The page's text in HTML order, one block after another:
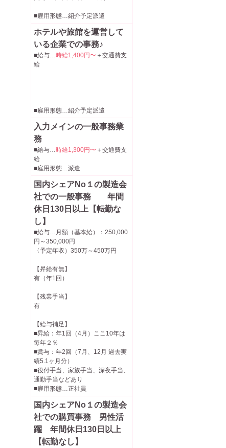
■雇用形態…紹介予定派遣
ホテルや旅館を運営して
いる企業での事務♪
■給与…時給1,400円〜 ＋交通費支
給
■雇用形態…紹介予定派遣
入力メインの一般事務業
務
■給与…時給1,300円〜 ＋交通費支
給
■雇用形態…派遣
国内シェアNo１の製造会
社での一般事務 年間
休日130日以上【転勤な
し】
■給与…月額（基本給）：250,000
円～350,000円
〈予定年収）350万～450万円
【昇給有無】
有（年1回）
【残業手当】
有
【給与補足】
■昇給：年1回（4月）ここ10年は
毎年２％
■賞与：年2回（7月、12月 過去実
績5.1ヶ月分）
■役付手当、家族手当、深夜手当、
通勤手当などあり
■雇用形態…正社員
国内シェアNo１の製造会
社での購買事務 男性活
躍 年間休日130日以上
【転勤なし】